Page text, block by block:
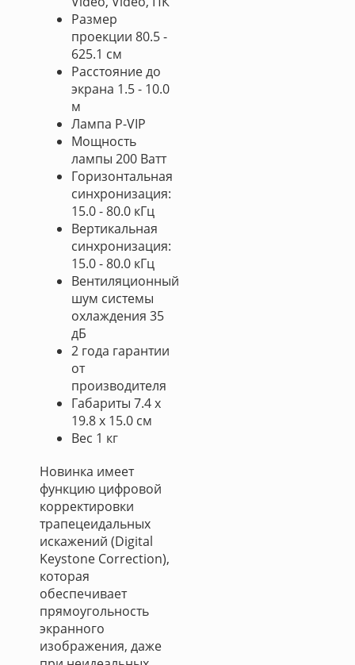
Размер
проекции 80.5 -
625.1 см
Расстояние до
экрана 1.5 - 10.0
м
Лампа P-VIP
Мощность
лампы 200 Ватт
Горизонтальная
синхронизация:
15.0 - 80.0 кГц
Вертикальная
синхронизация:
15.0 - 80.0 кГц
Вентиляционный
шум системы
охлаждения 35
дБ
2 года гарантии
от
производителя
Габариты 7.4 x
19.8 x 15.0 см
Вес 1 кг
Новинка имеет
функцию цифровой
корректировки
трапецеидальных
искажений (Digital
Keystone Correction),
которая
обеспечивает
прямоугольность
экранного
изображения, даже